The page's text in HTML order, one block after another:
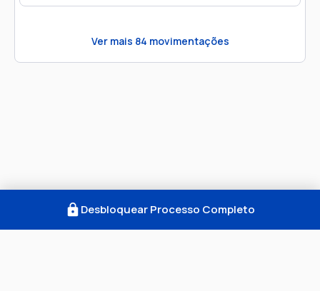
Ver mais 84 movimentações
Desbloquear Processo Completo